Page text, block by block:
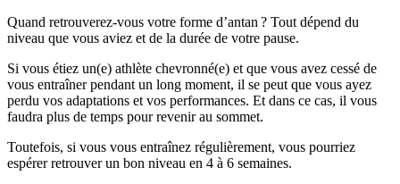
Quand retrouverez-vous votre forme d’antan ? Tout dépend du
niveau que vous aviez et de la durée de votre pause.
Si vous étiez un(e) athlète chevronné(e) et que vous avez cessé de
vous entraîner pendant un long moment, il se peut que vous ayez
perdu vos adaptations et vos performances. Et dans ce cas, il vous
faudra plus de temps pour revenir au sommet.
Toutefois, si vous vous entraînez régulièrement, vous pourriez
espérer retrouver un bon niveau en 4 à 6 semaines.